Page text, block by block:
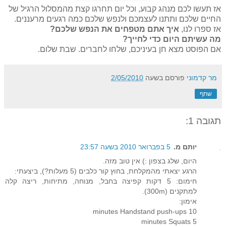
אז תעשו לכם מנהג קבוע, וכל יום תחרגו קצת מהמסלול הרגיל של
החיים שלכם ותתנו לעצמכם ולנפש שלכם כמה רגעים מרעננים.
אז ספרו לנו, איך אתם מטפחים את הנפש שלכם?
מה עשיתם היום כדי לחייך?
אם הפוסט מצא חן בעיניכם, שלחו לחברים. שבת שלום.
מר קדמוני פורסם בשעה 2/05/2010
שתף
תגובה 1:
יותם מ. 5 בפברואר 2010 בשעה 23:57
היום, שלג בצפון :) אין טוב מזה.
הרגע יצאתי מהמקלחת, בחוץ קור כלבים (5 מעלות?), ביצעתי:
חימום: 5 דקות קפיצה בחבל, מנוחה, מתיחות, ריצה קלה
למתקנים (300m).
אימון:
10 minutes Handstand push-ups
5 minutes Squats